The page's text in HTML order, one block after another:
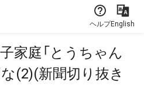
ヘルプEnglish
家庭「とうちゃん
(2)(新聞切り抜き